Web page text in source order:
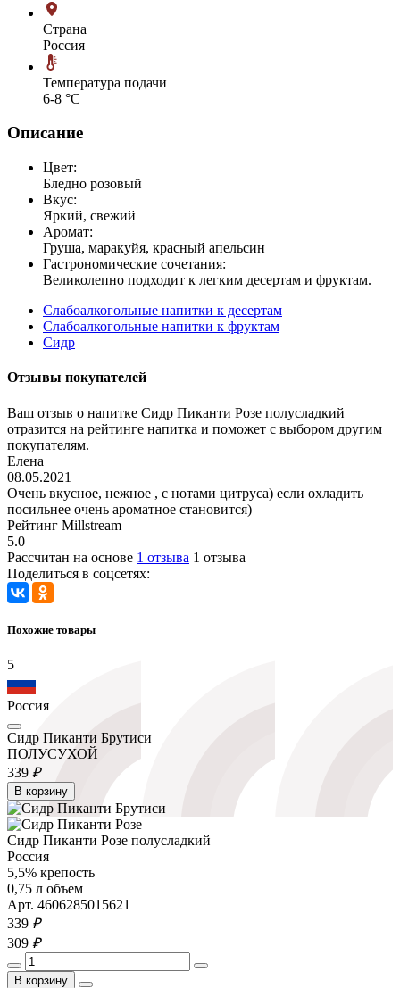
Страна
Россия
Температура подачи
6-8 °С
Описание
Цвет:
Бледно розовый
Вкус:
Яркий, свежий
Аромат:
Груша, маракуйя, красный апельсин
Гастрономические сочетания:
Великолепно подходит к легким десертам и фруктам.
Слабоалкогольные напитки к десертам
Слабоалкогольные напитки к фруктам
Сидр
Отзывы покупателей
Ваш отзыв о напитке Сидр Пиканти Розе полусладкий
отразится на рейтинге напитка и поможет с выбором другим
покупателям.
Елена
08.05.2021
Очень вкусное, нежное , с нотами цитруса) если охладить
посильнее очень ароматное становится)
Рейтинг Millstream
5.0
Рассчитан на основе 1 отзыва 1 отзыва
Поделиться в соцсетях:
Похожие товары
5
Россия
Сидр Пиканти Брутиси
ПОЛУСУХОЙ
339 ₽
В корзину
Сидр Пиканти Розе полусладкий
Россия
5,5% крепость
0,75 л объем
Арт. 4606285015621
339 ₽
309 ₽
В корзину